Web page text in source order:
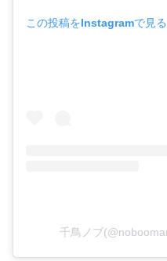
この投稿をInstagramで見る
千鳥ノブ